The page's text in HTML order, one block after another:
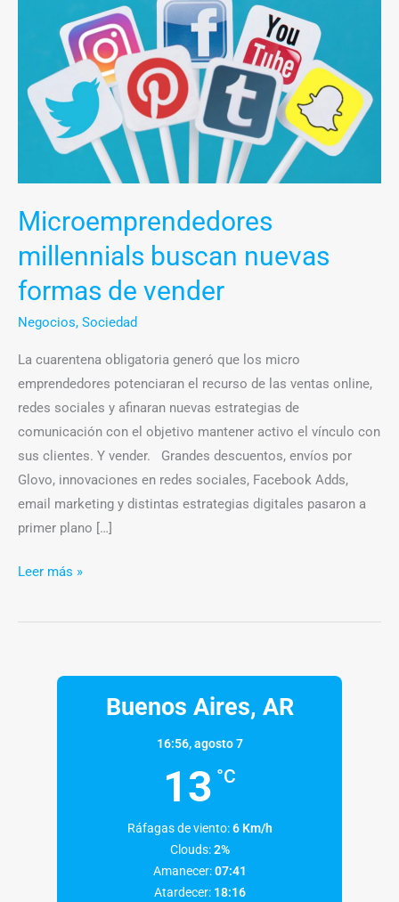
Microemprendedores
millennials buscan nuevas
formas de vender
Negocios, Sociedad
La cuarentena obligatoria generó que los micro
emprendedores potenciaran el recurso de las ventas online,
redes sociales y afinaran nuevas estrategias de
comunicación con el objetivo mantener activo el vínculo con
sus clientes. Y vender. Grandes descuentos, envíos por
Glovo, innovaciones en redes sociales, Facebook Adds,
email marketing y distintas estrategias digitales pasaron a
primer plano […]
millennials
formas
vender
Leer más »
Buenos Aires, AR
16:56,agosto 7
13 °C
Ráfagas de viento: 6 Km/h
Clouds: 2%
Amanecer: 07:41
Atardecer: 18:16